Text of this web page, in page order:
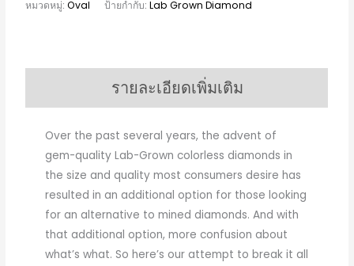
หมวดหมู่:Oval ป้ายกำกับ:Lab Grown Diamond
รายละเอียดเพิ่มเติม
Over the past several years, the advent of
gem-quality Lab-Grown colorless diamonds in
the size and quality most consumers desire has
resulted in an additional option for those looking
for an alternative to mined diamonds. And with
that additional option, more confusion about
what’s what. So here’s our attempt to break it all